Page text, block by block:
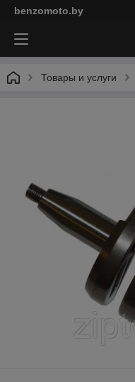
benzomoto.by
Товары и услуги